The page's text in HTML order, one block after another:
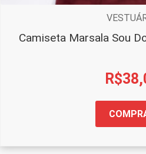
Camiseta Marsala Sou
R$